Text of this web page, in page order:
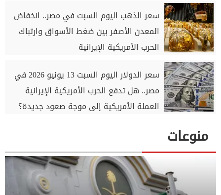
سعر الذهب اليوم السبت في مصر.. انخفاض
المعدن الأصفر بين ضغط الأسواق وارتباك
الحرب الأمريكية الإيرانية
سعر الدولار اليوم السبت 13 يونيو 2026 في
مصر.. هل تدفع الحرب الأمريكية الإيرانية
العملة الأمريكية إلى موجة صعود جديدة؟
منوعات